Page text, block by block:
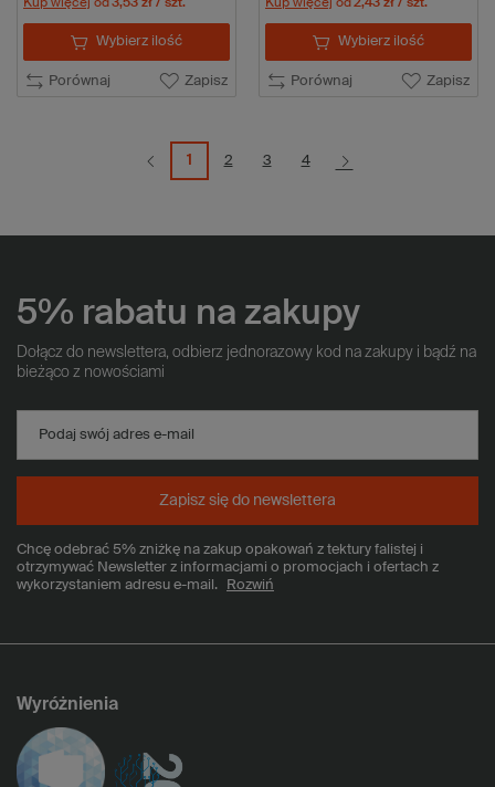
Kup więcej od 3,53 zł / szt.
Porównaj Zapisz
Wybierz ilość
Kup więcej od 2,43 zł / szt.
Porównaj Zapisz
Wybierz ilość
1 2 3 4
5% rabatu na zakupy
Dołącz do newslettera, odbierz jednorazowy kod na zakupy i bądź na
bieżąco z nowościami
Podaj swój adres e-mail
Chcę odebrać 5% zniżkę na zakup opakowań z tektury falistej i
otrzymywać Newsletter z informacjami o promocjach i ofertach z
wykorzystaniem adresu e-mail.
Rozwiń
Zapisz się do newslettera
Wyróżnienia